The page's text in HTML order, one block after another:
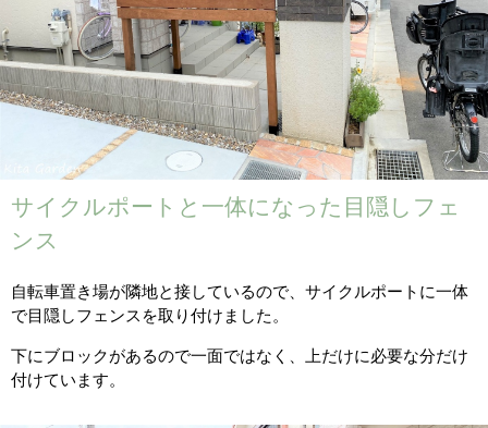
サイクルポートと一体になった目隠しフェ
ンス
自転車置き場が隣地と接しているので、サイクルポートに一体
で目隠しフェンスを取り付けました。
下にブロックがあるので一面ではなく、上だけに必要な分だけ
付けています。